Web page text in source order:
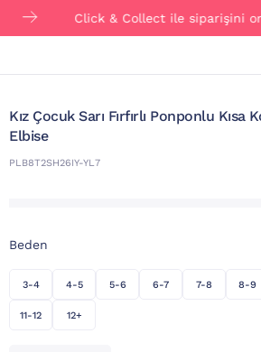
Click & Collect ile siparişini online
Kız Çocuk Sarı Fırfırlı Ponponlu Kısa
Elbise
PLB8T2SH26IY-YL7
Beden
3-4 4-5 5-6 6-7 7-8 8-9
11-12 12+